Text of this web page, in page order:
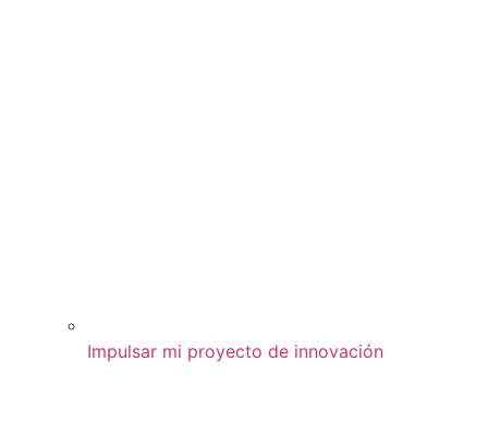
Impulsar mi proyecto de innovación